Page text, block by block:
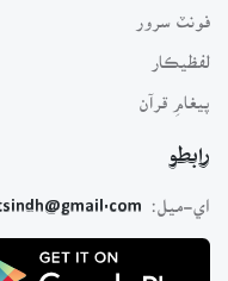
فونٽ سرور
لفظيڪار
پيغامِ قرآن
رابطو
اي-ميل: